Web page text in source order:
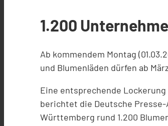
1.200
Ab kommendem Montag
und Blumenläden dürfen ab
Eine entsprechende
berichtet die Deutsche
Württemberg rund 1.200